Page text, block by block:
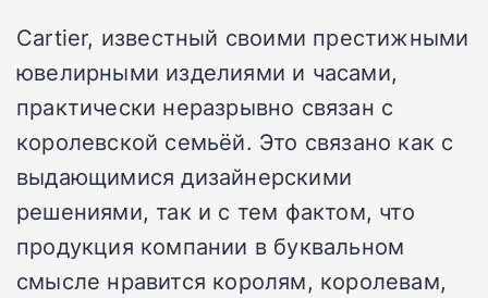
Cartier, известный своими престижными
ювелирными изделиями и часами,
практически неразрывно связан с
королевской семьёй. Это связано как с
выдающимися дизайнерскими
решениями, так и с тем фактом, что
продукция компании в буквальном
смысле нравится королям, королевам,